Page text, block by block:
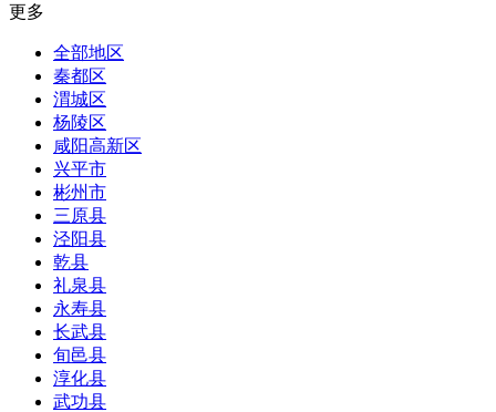
更多
全部地区
秦都区
渭城区
杨陵区
咸阳高新区
兴平市
彬州市
三原县
泾阳县
乾县
礼泉县
永寿县
长武县
旬邑县
淳化县
武功县